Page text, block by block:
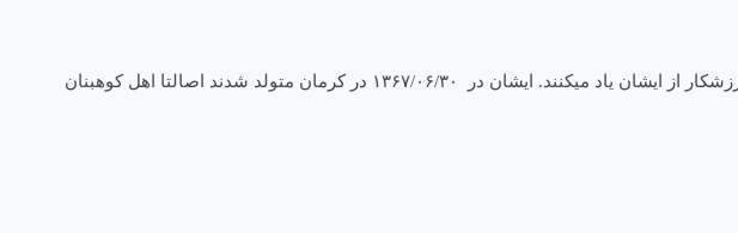
بیوگرافی مهدی مرکزی خواننده کرمانی مهدی مرکزی یکی دیگر از خوانندگان پاپ کرمانی است که با عنوان هنرمند ورزشکار از ایشان یاد میکنند. ایشان در ۱۳۶۷/۰۶/۳۰ در کرمان متولد شدند اصالتا اهل کوهبنان